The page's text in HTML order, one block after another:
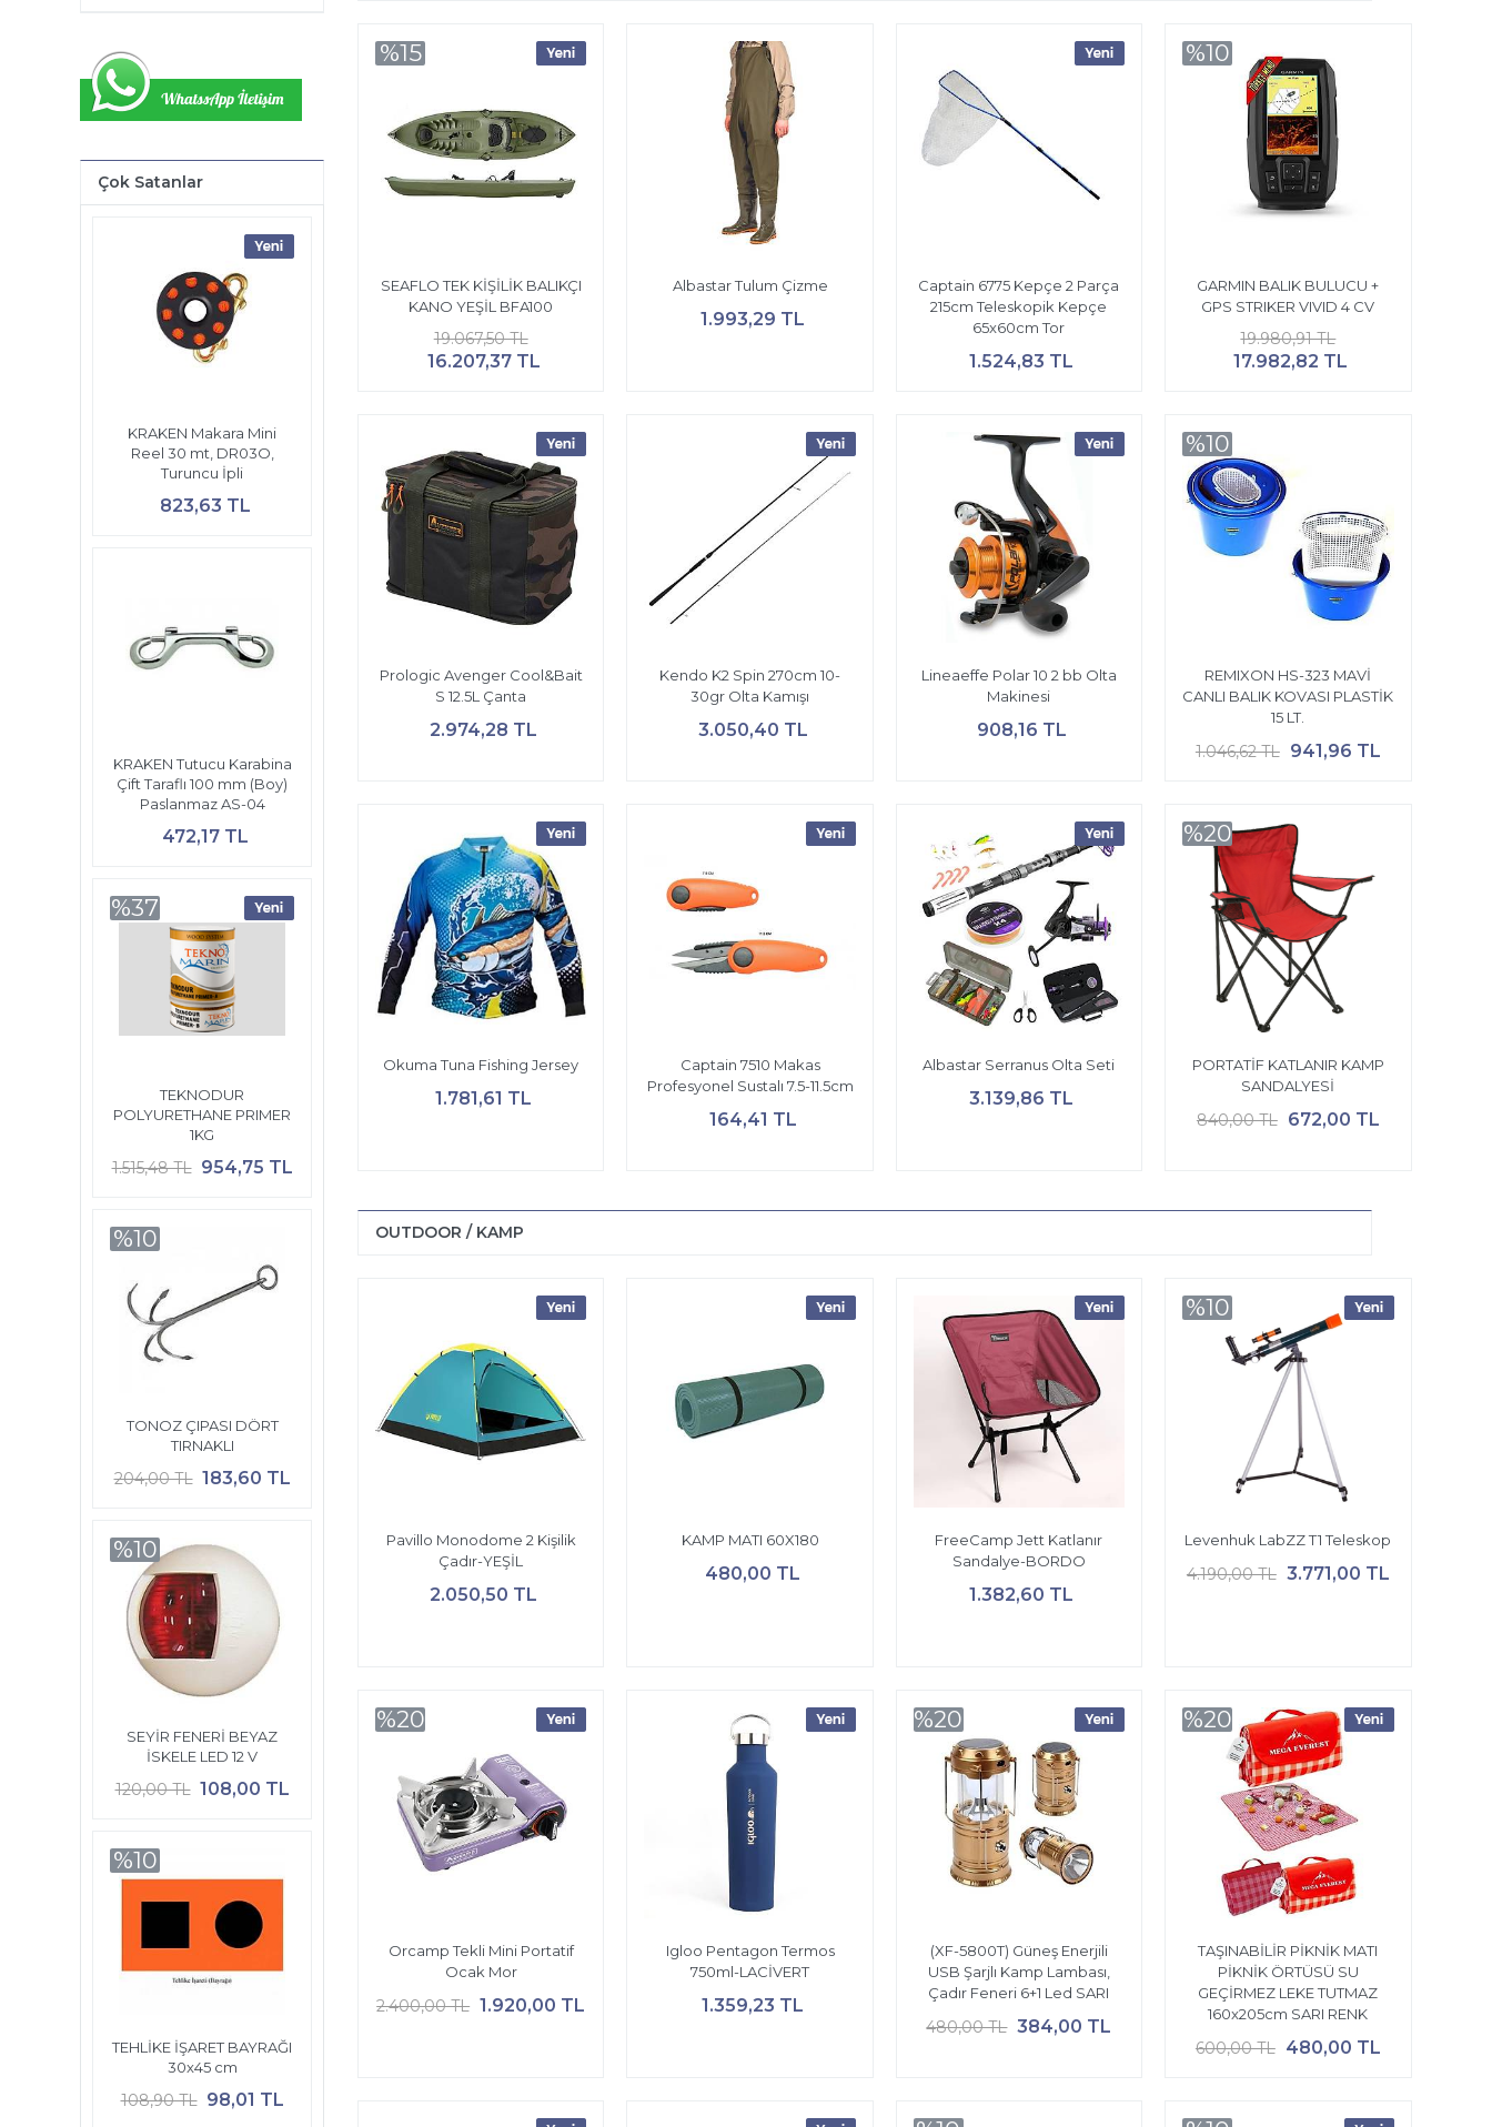
Çok Satanlar
KRAKEN Makara Mini
Reel 30 mt, DR03O,
Turuncu İpli
823,63 TL
KRAKEN Tutucu Karabina
Çift Taraflı 100 mm (Boy)
Paslanmaz AS-04
472,17 TL
TEKNODUR
POLYURETHANE PRIMER
1KG
1.515,48 TL 954,75 TL
%37
TONOZ ÇIPASI DÖRT
TIRNAKLI
204,00 TL 183,60 TL
%10
SEYİR FENERİ BEYAZ
İSKELE LED 12 V
120,00 TL 108,00 TL
%10
TEHLİKE İŞARET BAYRAĞI
30x45 cm
108,90 TL 98,01 TL
%10
SEAFLO TEK KİŞİLİK BALIKÇI
KANO YEŞİL BFA100
19.067,50 TL
16.207,37 TL
%15
Albastar Tulum Çizme
1.993,29 TL
Captain 6775 Kepçe 2 Parça
215cm Teleskopik Kepçe
65x60cm Tor
1.524,83 TL
GARMIN BALIK BULUCU +
GPS STRIKER VIVID 4 CV
19.980,91 TL
17.982,82 TL
%10
Prologic Avenger Cool&Bait
S 12.5L Çanta
2.974,28 TL
Kendo K2 Spin 270cm 10-
30gr Olta Kamışı
3.050,40 TL
Lineaeffe Polar 10 2 bb Olta
Makinesi
908,16 TL
REMIXON HS-323 MAVİ
CANLI BALIK KOVASI PLASTİK
15 LT.
1.046,62 TL 941,96 TL
%10
Okuma Tuna Fishing Jersey
1.781,61 TL
Captain 7510 Makas
Profesyonel Sustalı 7.5-11.5cm
164,41 TL
Albastar Serranus Olta Seti
3.139,86 TL
PORTATİF KATLANIR KAMP
SANDALYESİ
840,00 TL 672,00 TL
%20
OUTDOOR / KAMP
Pavillo Monodome 2 Kişilik
Çadır-YEŞİL
2.050,50 TL
KAMP MATI 60X180
480,00 TL
FreeCamp Jett Katlanır
Sandalye-BORDO
1.382,60 TL
Levenhuk LabZZ T1 Teleskop
4.190,00 TL 3.771,00 TL
%10
Orcamp Tekli Mini Portatif
Ocak Mor
2.400,00 TL 1.920,00 TL
%20
Igloo Pentagon Termos
750ml-LACİVERT
1.359,23 TL
(XF-5800T) Güneş Enerjili
USB Şarjlı Kamp Lambası,
Çadır Feneri 6+1 Led SARI
480,00 TL 384,00 TL
%20
TAŞINABİLİR PİKNİK MATI
PİKNİK ÖRTÜSÜ SU
GEÇİRMEZ LEKE TUTMAZ
160x205cm SARI RENK
600,00 TL 480,00 TL
%20